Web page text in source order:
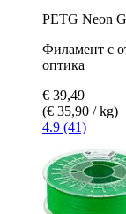
PETG Neon
Филамент с
оптика
€ 39,49
(€ 35,90 / kg)
4.9 (41)